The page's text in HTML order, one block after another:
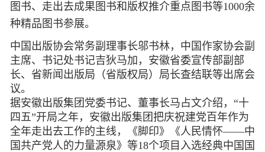
图书、走出去成果图书和版权推介重点图书等1000余
种精品图书参展。
中国出版协会常务副理事长邬书林，中国作家协会副
主席、书记处书记吉狄马加，安徽省委宣传部副部
长、省新闻出版局（省版权局）局长查结联等出席会
议。
据安徽出版集团党委书记、董事长马占文介绍，“十
四五”开局之年，安徽出版集团把庆祝建党百年作为
全年走出去工作的主线，《脚印》《人民情怀——中
国共产党人的力量源泉》等18个项目入选经典中国国